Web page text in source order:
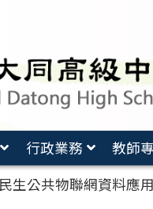
行政業務 教師
民生公共物聯網資料應